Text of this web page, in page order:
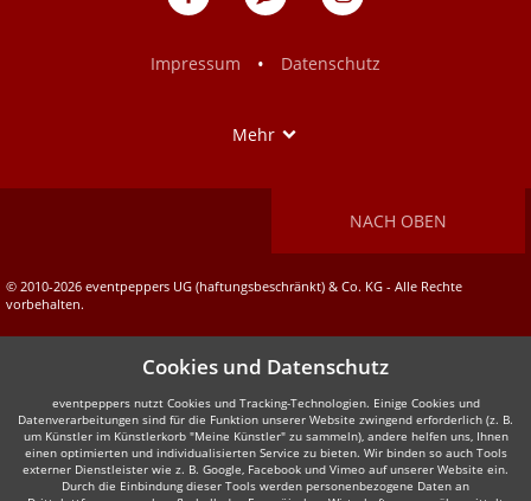
Impressum
• Datenschutz
Mehr
NACH OBEN
© 2010-2026 eventpeppers UG (haftungsbeschränkt) & Co. KG - Alle Rechte
vorbehalten.
Cookies und Datenschutz
eventpeppers nutzt Cookies und Tracking-Technologien. Einige Cookies und
Datenverarbeitungen sind für die Funktion unserer Website zwingend erforderlich (z. B.
um Künstler im Künstlerkorb "Meine Künstler" zu sammeln), andere helfen uns, Ihnen
einen optimierten und individualisierten Service zu bieten. Wir binden so auch Tools
externer Dienstleister wie z. B. Google, Facebook und Vimeo auf unserer Website ein.
Durch die Einbindung dieser Tools werden personenbezogene Daten an